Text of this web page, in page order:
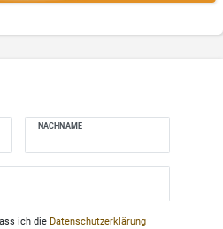
NACHNAME
ich die Daten­schutz­erklärung